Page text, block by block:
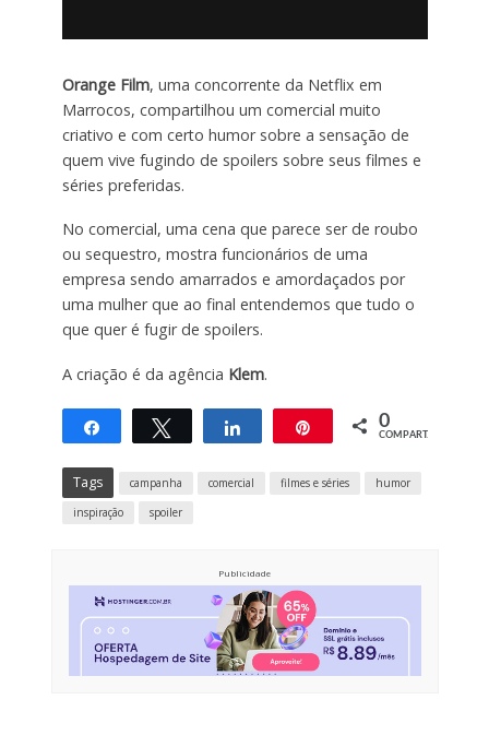
Orange Film, uma concorrente da Netflix em
Marrocos, compartilhou um comercial muito
criativo e com certo humor sobre a sensação de
quem vive fugindo de spoilers sobre seus filmes e
séries preferidas.
No comercial, uma cena que parece ser de roubo
ou sequestro, mostra funcionários de uma
empresa sendo amarrados e amordaçados por
uma mulher que ao final entendemos que tudo o
que quer é fugir de spoilers.
A criação é da agência Klem.
CompartilharTwittar Compartilhar 0
COMPART.
Tags campanha comercial filmes e séries
humor
inspiração
spoiler
Publicidade